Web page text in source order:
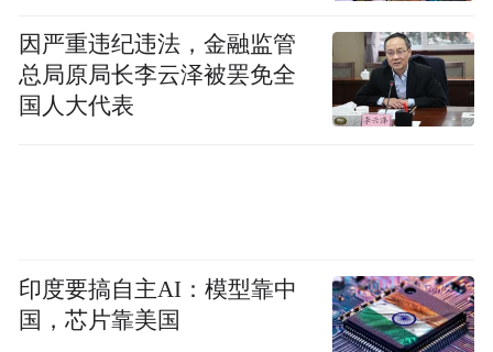
“不啻微芒，方可造炬成阳。”凤凰网相信，
大大小小的公益梦、中国梦从未孤立，而是
想，也有俯身耕耘的担当。
因严重违纪违法，金融监管
总局原局长李云泽被罢免全
国人大代表
印度要搞自主AI：模型靠中
国，芯片靠美国